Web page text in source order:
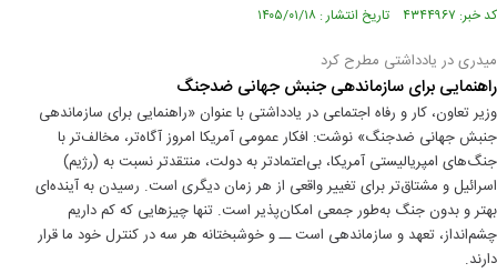
کد خبر: ۴۳۴۴۹۶۷ تاریخ انتشار : ۱۴۰۵/۰۱/۱۸
میدری در یادداشتی مطرح کرد
راهنمایی برای سازماندهی جنبش جهانی ضدجنگ
وزیر تعاون، کار و رفاه اجتماعی در یادداشتی با عنوان «راهنمایی برای سازماندهی
جنبش جهانی ضدجنگ» نوشت: افکار عمومی آمریکا امروز آگاه‌تر، مخالف‌تر با
جنگ‌های امپریالیستی آمریکا، بی‌اعتمادتر به دولت، منتقدتر نسبت به (رژیم)
اسرائیل و مشتاق‌تر برای تغییر واقعی از هر زمان دیگری است. رسیدن به آینده‌ای
بهتر و بدون جنگ به‌طور جمعی امکان‌پذیر است. تنها چیزهایی که کم داریم
چشم‌انداز، تعهد و سازماندهی است ــ و خوشبختانه هر سه در کنترل خود ما قرار
دارند.